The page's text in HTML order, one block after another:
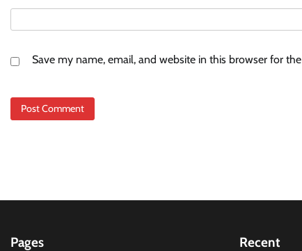
Save my name, email, and website in this browser for
Pages Recent